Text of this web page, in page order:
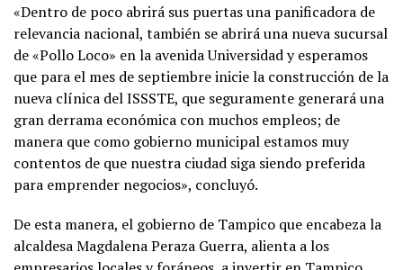
«Dentro de poco abrirá sus puertas una panificadora de
relevancia nacional, también se abrirá una nueva sucursal
de «Pollo Loco» en la avenida Universidad y esperamos
que para el mes de septiembre inicie la construcción de la
nueva clínica del ISSSTE, que seguramente generará una
gran derrama económica con muchos empleos; de
manera que como gobierno municipal estamos muy
contentos de que nuestra ciudad siga siendo preferida
para emprender negocios», concluyó.
De esta manera, el gobierno de Tampico que encabeza la
alcaldesa Magdalena Peraza Guerra, alienta a los